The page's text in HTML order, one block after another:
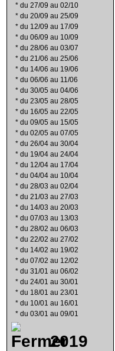
* du 27/09 au 02/10
* du 20/09 au 25/09
* du 12/09 au 17/09
* du 06/09 au 10/09
* du 28/06 au 03/07
* du 21/06 au 25/06
* du 14/06 au 19/06
* du 06/06 au 11/06
* du 30/05 au 04/06
* du 23/05 au 28/05
* du 16/05 au 22/05
* du 09/05 au 15/05
* du 02/05 au 07/05
* du 26/04 au 30/04
* du 19/04 au 24/04
* du 12/04 au 17/04
* du 04/04 au 10/04
* du 28/03 au 02/04
* du 21/03 au 27/03
* du 14/03 au 20/03
* du 07/03 au 13/03
* du 28/02 au 06/03
* du 22/02 au 27/02
* du 14/02 au 19/02
* du 07/02 au 12/02
* du 31/01 au 06/02
* du 24/01 au 30/01
* du 18/01 au 23/01
* du 10/01 au 16/01
* du 03/01 au 09/01
2019